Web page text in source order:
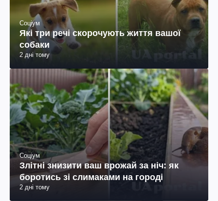
Соціум
Які три речі скорочують життя вашої
собаки
2 дні тому
Соціум
Злітні знизити ваш врожай за ніч: як
боротись зі слимаками на городі
2 дні тому